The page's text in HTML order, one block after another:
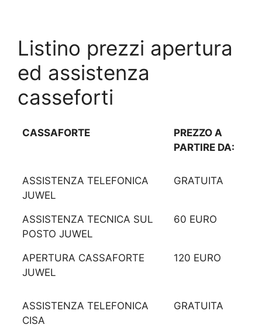
Listino prezzi apertura
ed assistenza
casseforti
CASSAFORTE
PREZZO A
PARTIRE DA:
ASSISTENZA TELEFONICA
JUWEL
GRATUITA
ASSISTENZA TECNICA SUL
POSTO JUWEL
60 EURO
APERTURA CASSAFORTE
JUWEL
120 EURO
ASSISTENZA TELEFONICA
CISA
GRATUITA